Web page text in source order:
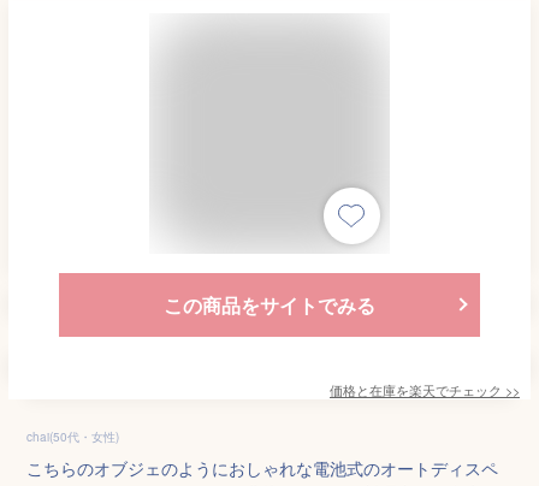
この商品をサイトでみる
価格と在庫を楽天でチェック >>
chai(50代・女性)
こちらのオブジェのようにおしゃれな電池式のオートディスペ